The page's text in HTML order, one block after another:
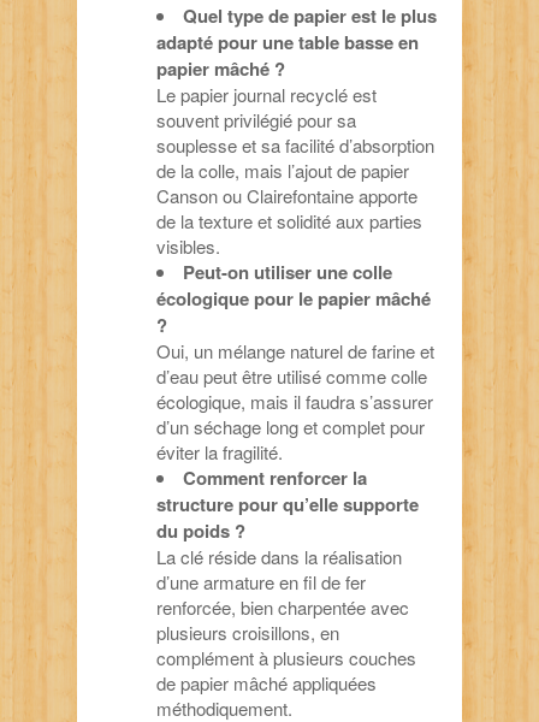
Quel type de papier est le plus
adapté pour une table basse en
papier mâché ?
Le papier journal recyclé est
souvent privilégié pour sa
souplesse et sa facilité d’absorption
de la colle, mais l’ajout de papier
Canson ou Clairefontaine apporte
de la texture et solidité aux parties
visibles.
Peut-on utiliser une colle
écologique pour le papier mâché
?
Oui, un mélange naturel de farine et
d’eau peut être utilisé comme colle
écologique, mais il faudra s’assurer
d’un séchage long et complet pour
éviter la fragilité.
Comment renforcer la
structure pour qu’elle supporte
du poids ?
La clé réside dans la réalisation
d’une armature en fil de fer
renforcée, bien charpentée avec
plusieurs croisillons, en
complément à plusieurs couches
de papier mâché appliquées
méthodiquement.